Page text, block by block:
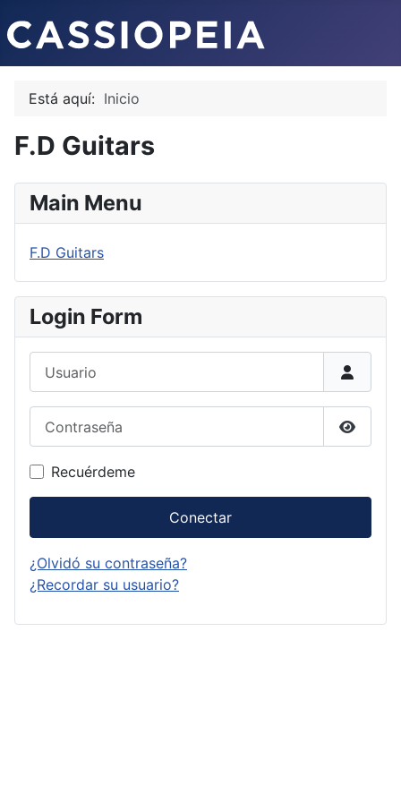
Está aquí: Inicio
F.D Guitars
Main Menu
F.D Guitars
Login Form
Recuérdeme
Conectar
¿Olvidó su contraseña?
¿Recordar su usuario?